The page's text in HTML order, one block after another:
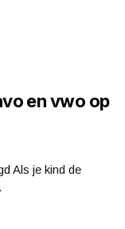
en vwo op
Als je kind de